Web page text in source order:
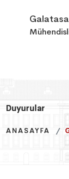
Duyurular
ANASAYFA
Duyurular
ANASAYFA
Duyurular
ANASAYFA